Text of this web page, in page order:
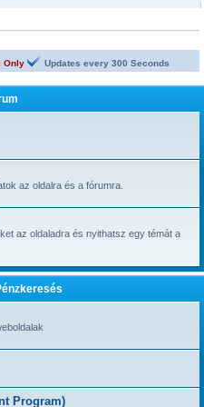
jut egy legalább egy freepick
gyerünk tovább
és online kaszinó
Only Updates every 300 Seconds
az oldalra és a fórumra.
az oldaladra és nyithatsz egy témát a
Program)